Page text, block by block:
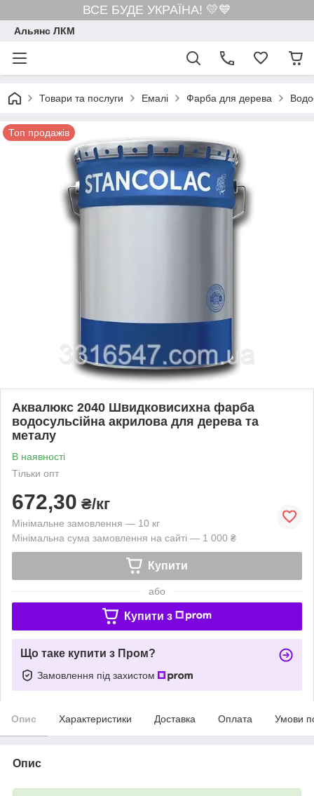
ВСЕ БУДЕ УКРАЇНА! 💛💙
Альянс ЛКМ
Товари та послуги Емалі Фарба для дерева
Топ продажів
Аквалюкс 2040 Швидковисихна фарба
водосульсійна акрилова для дерева та
металу
В наявності
Тільки опт
672,30 ₴/кг
Мінімальне замовлення — 10 кг
Мінімальна сума замовлення на сайті — 1 000 ₴
Купити
або
Купити з
Що таке купити з Пром?
Замовлення під захистом
Опис Характеристики Доставка Оплата Умови
Опис